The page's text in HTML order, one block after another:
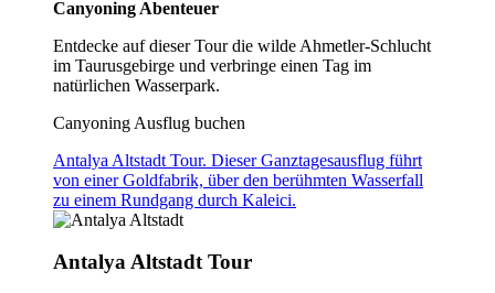
Canyoning Abenteuer
Entdecke auf dieser Tour die wilde Ahmetler-Schlucht
im Taurusgebirge und verbringe einen Tag im
natürlichen Wasserpark.
Canyoning Ausflug buchen
Antalya Altstadt Tour. Dieser Ganztagesausflug führt
von einer Goldfabrik, über den berühmten Wasserfall
zu einem Rundgang durch Kaleici.
Antalya Altstadt Tour